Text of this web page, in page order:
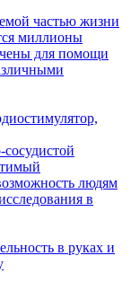
частью жизни
миллионы
для помощи
людям
в
в руках и